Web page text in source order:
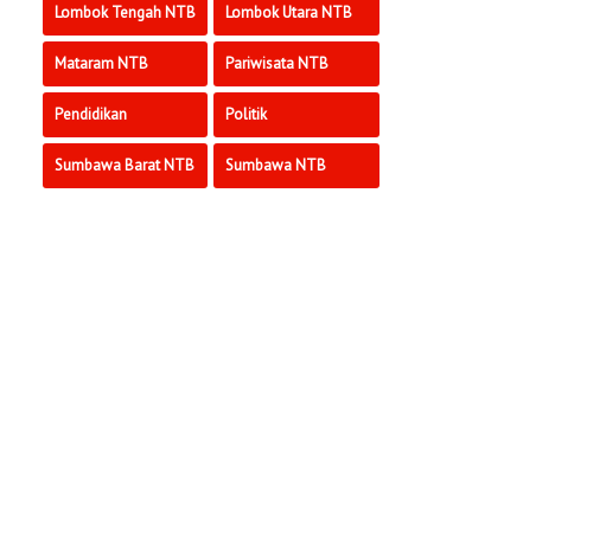
Lombok Tengah NTB Lombok Utara NTB
Mataram NTB Pariwisata NTB
Pendidikan Politik
Sumbawa Barat NTB Sumbawa NTB